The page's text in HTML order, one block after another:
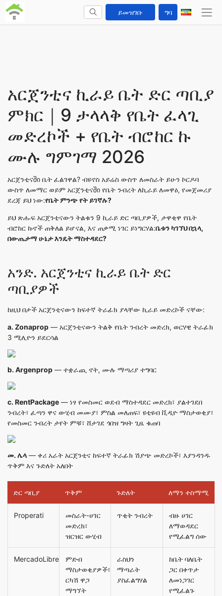
ይመዝገቡ ግባ
አርጀንቲና ኪራይ ቤት ድር ጣቢያ
ምክር｜9 ታላላቅ የቤት ፈላጊ
መድረኮች + የቤት ብሮከር ኩ
ሙሉ ግምገማ 2026
አርጀንቲናში ቤት ፈልገዋል? ብዩኖስ አይሬስ ውስጥ ለመስራት ይሁን ኮርዶባ
ውስጥ ለመማር ወይም አርጀንቲናში የቤት ንብረት ለኪራይ ለመዋዕ, የመጀመሪያ
ደረጃ ይህ ነው:የቤት ምንጭ የት ይገኛሉ?
ይህ ጽሑፍ አርጀንቲናውን ትልቁን 9 ኪራይ ድር ጣቢያዎች, ታዋቂዋ የቤት
ብሮከር ኩኖች ጠቅለል ይሆናል, እና ጠቃሚ ነገር ይነግርሃል:ቤቱን ካገኘህ በኋላ,
በውጤታማ ሁኔታ እንዴት ማስተዳደር?
አንድ. አርጀንቲና ኪራይ ቤት ድር
ጣቢያዎች
ከዚህ በታች አርጀንቲናውን ከፍተኛ ትራፊክ ያላቸው ኪራይ መድረኮች ናቸው:
a. Zonaprop — አርጀንቲናውን ትልቅ የቤት ንብረት መድረክ, ወርሃዊ ትራፊክ
3 ሚሊዮን ይደርሳል
b. Argenprop — ተቋራጪ ኖት, ሙሉ ማጣሪያ ተግባር
c. RentPackage — ነፃ የመስመር ወደብ ማስተዳደር መድረክ፣ ያልተገደበ
ንብረት፣ ፈጣን ዋና ውሂብ መሙያ፣ ምስል መለጠፍ፣ ዩቲዩብ ቪዲዮ ማስታወቂያ፣
የመስመር ንብረት ታየት ምቹ፣ ሸታገደ ጎበዝ ግዛት ጊዜ ቁጠባ
መ. ሌላ — ቀሪ አራት አርጀንቲና ከፍተኛ ትራፊክ ሽያጭ መድረኮች፣ እያንዳንዱ
ጥቅም እና ጉድለት አለበት
ድር ጣቢያ ጥቅም ጉድለት ለማን ተስማሚ
Properati
መስራት-ሀገር
መድረክ፣
ዝርዝር ውሂብ
ጥቂት ንብረት
ብዙ ሀገር
ለማወዳደር
የሚፈልግ ሰው
MercadoLibre
ምድብ
ማስታወቂያዎች፣
ርካሽ ዋጋ
ማግኘት
ራስህን
ማጣራት
ያስፈልግሃል
ከቤት ባለቤት
ጋር በቀጥታ
ለመነጋገር
የሚፈልጉ